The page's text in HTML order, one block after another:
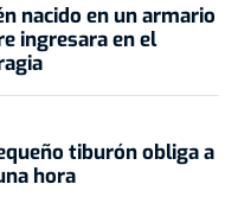
nacido en un armario
ingresara en el
tiburón obliga a
hora